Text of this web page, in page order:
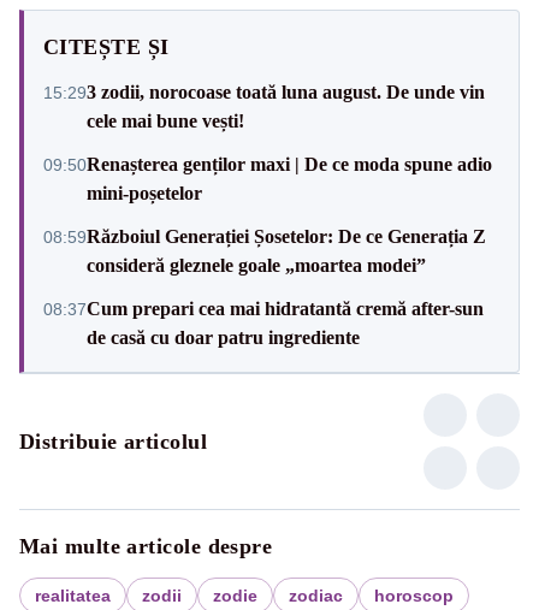
CITEȘTE ȘI
15:293 zodii, norocoase toată luna august. De unde vin
cele mai bune vești!
09:50Renașterea genților maxi | De ce moda spune adio
mini-poșetelor
08:59Războiul Generației Șosetelor: De ce Generația Z
consideră gleznele goale „moartea modei”
08:37Cum prepari cea mai hidratantă cremă after-sun
de casă cu doar patru ingrediente
Distribuie articolul
Mai multe articole despre
realitatea zodii zodie zodiac horoscop